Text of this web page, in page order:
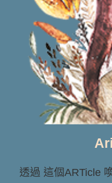
透過 這個ARTicle